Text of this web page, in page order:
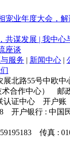
宠业年度大会，
共谋发展 | 我中心
座谈
服务 | 新闻中心 |
北路55号中欧中
术合作中心） 邮
认证中心 开户账
开户银行 : 中国
59195183 传真 :